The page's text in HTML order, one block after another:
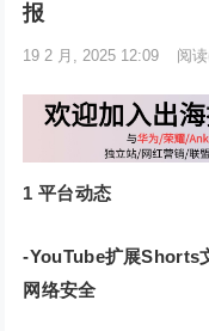
报
19 2 月, 2025 12:09 阅读
1 平台动态‍‍
-YouTube扩展Shorts
网络安全